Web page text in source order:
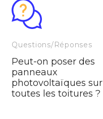
Questions/Réponses
Peut-on poser des
panneaux
photovoltaïques sur
toutes les toitures ?